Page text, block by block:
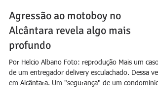
Jornal Daki
22 de jun.
Agressão ao motoboy no
Alcântara revela algo mais
profundo